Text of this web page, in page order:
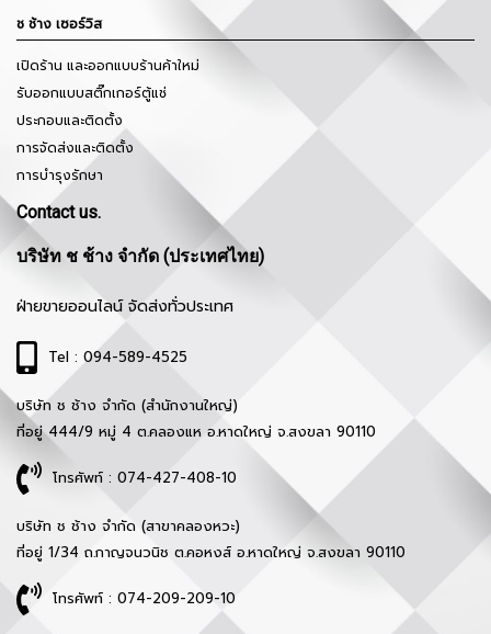
ช ช้าง เซอร์วิส
เปิดร้าน และออกแบบร้านค้าใหม่
รับออกแบบสติ๊กเกอร์ตู้แช่
ประกอบและติดตั้ง
การจัดส่งและติดตั้ง
การบำรุงรักษา
Contact us.
บริษัท ช ช้าง จำกัด (ประเทศไทย)
ฝ่ายขายออนไลน์ จัดส่งทั่วประเทศ
Tel : 094-589-4525
บริษัท ช ช้าง จำกัด (สำนักงานใหญ่)
ที่อยู่ 444/9 หมู่ 4 ต.คลองแห อ.หาดใหญ่ จ.สงขลา 90110
โทรศัพท์ : 074-427-408-10
บริษัท ช ช้าง จำกัด (สาขาคลองหวะ)
ที่อยู่ 1/34 ถ.กาญจนวนิช ต.คอหงส์ อ.หาดใหญ่ จ.สงขลา 90110
โทรศัพท์ : 074-209-209-10